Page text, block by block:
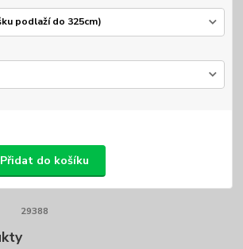
Přidat do košíku
29388